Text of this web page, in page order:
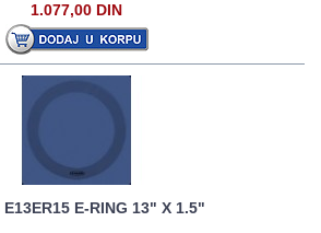
1.077,00 DIN
E-RING 13" X 1.5"